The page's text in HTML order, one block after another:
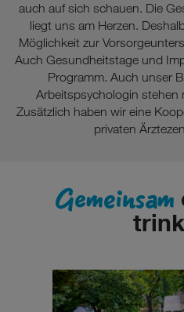
auch auf sich schauen. Die
liegt uns am Herzen.
Möglichkeit zur
Auch Gesundheitstage und
Programm. Auch unser
Arbeitspsychologin stehen
Zusätzlich haben wir eine
privaten
Gemeinsam